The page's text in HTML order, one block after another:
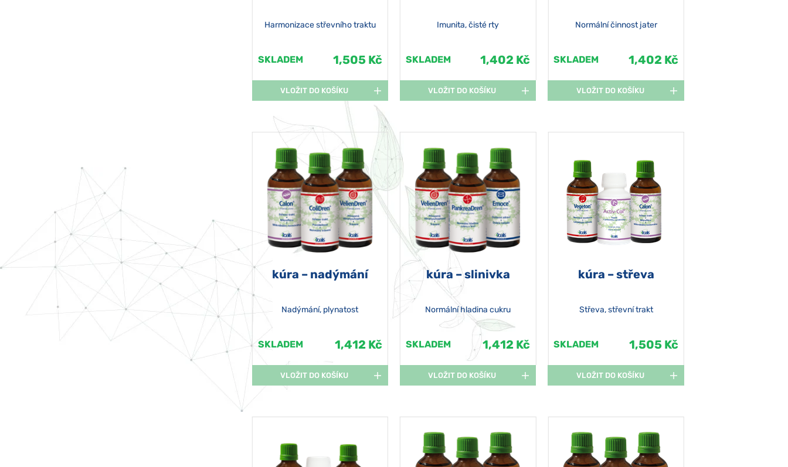
Harmonizace střevního traktu
SKLADEM 1,505 Kč
VLOŽIT DO KOŠÍKU
Imunita, čisté rty
SKLADEM 1,402 Kč
VLOŽIT DO KOŠÍKU
Normální činnost jater
SKLADEM 1,402 Kč
VLOŽIT DO KOŠÍKU
kúra – nadýmání
Nadýmání, plynatost
SKLADEM 1,412 Kč
VLOŽIT DO KOŠÍKU
kúra – slinivka
Normální hladina cukru
SKLADEM 1,412 Kč
VLOŽIT DO KOŠÍKU
kúra – střeva
Střeva, střevní trakt
SKLADEM 1,505 Kč
VLOŽIT DO KOŠÍKU